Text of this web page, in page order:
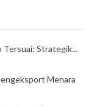
Tersuai: Strategik...
Menara